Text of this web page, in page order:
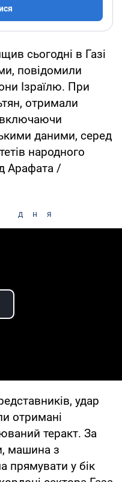
сьогодні в Газі
повідомили
Ізраїлю. При
отримали
даними, серед
народного
Арафата /
дня
Video
удар
отримані
теракт. За
машина з
прямувати у бік